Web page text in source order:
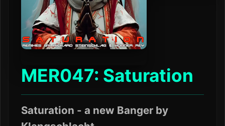
MER047: Saturation
Saturation - a new Banger by